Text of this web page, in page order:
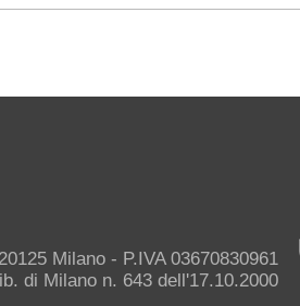
Milano - P.IVA 03670830961
di Milano n. 643 dell'17.10.2000